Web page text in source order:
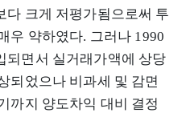
다 크게 저평가됨으로써 투
우 약하였다. 그러나 1990
되면서 실거래가액에 상당
되었으나 비과세 및 감면
까지 양도차익 대비 결정